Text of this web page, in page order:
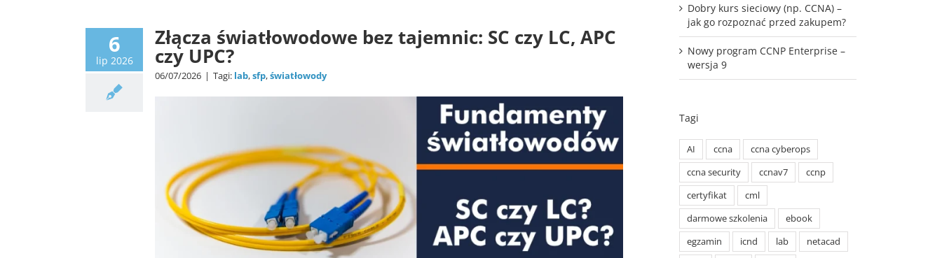
6
lip 2026
Złącza światłowodowe bez tajemnic: SC czy LC, APC
czy UPC?
06/07/2026 | Tagi: lab,sfp,światłowody
Dobry kurs sieciowy (np. CCNA) –
jak go rozpoznać przed zakupem?
Nowy program CCNP Enterprise –
wersja 9
Tagi
AI ccna
ccna cyberops
ccna security
ccnav7
ccnp
certyfikat
cml
darmowe szkolenia
ebook
egzamin
icnd lab
netacad